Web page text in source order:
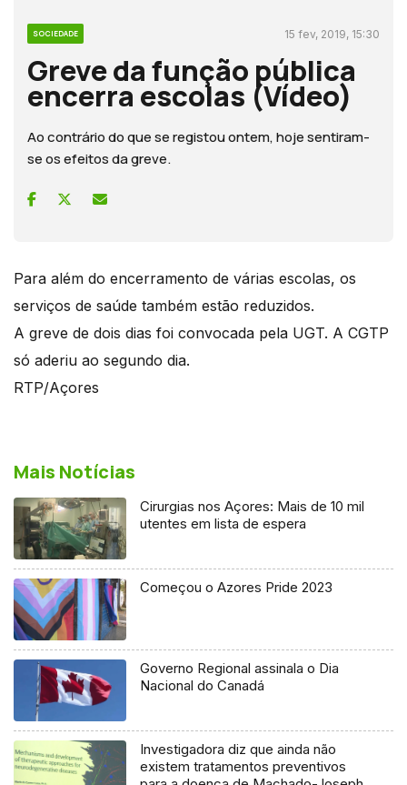
SOCIEDADE 15 fev, 2019, 15:30
Greve da função pública
encerra escolas (Vídeo)
Ao contrário do que se registou ontem, hoje sentiram-
se os efeitos da greve.
Para além do encerramento de várias escolas, os
serviços de saúde também estão reduzidos.
A greve de dois dias foi convocada pela UGT. A CGTP
só aderiu ao segundo dia.
RTP/Açores
Mais Notícias
Cirurgias nos Açores: Mais de 10 mil
utentes em lista de espera
Começou o Azores Pride 2023
Governo Regional assinala o Dia
Nacional do Canadá
Investigadora diz que ainda não
existem tratamentos preventivos